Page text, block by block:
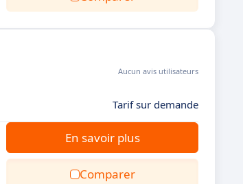
Aucun avis utilisateurs
Tarif sur demande
En savoir plus
Comparer